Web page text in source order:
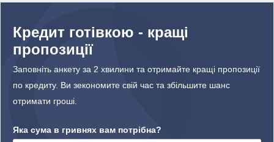
Кредит готівкою - кращі
пропозиції
Заповніть анкету за 2 хвилини та отримайте кращі пропозиції
по кредиту. Ви зекономите свій час та збільшите шанс
отримати гроші.
Яка сума в гривнях вам потрібна?